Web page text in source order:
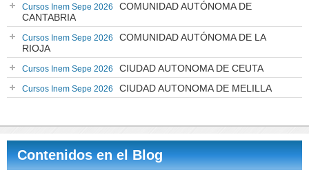
Cursos Inem Sepe 2026
COMUNIDAD AUTÓNOMA DE
CANTABRIA
Cursos Inem Sepe 2026
COMUNIDAD AUTÓNOMA DE LA
RIOJA
Cursos Inem Sepe 2026 CIUDAD AUTONOMA DE CEUTA
Cursos Inem Sepe 2026 CIUDAD AUTONOMA DE MELILLA
Contenidos en el Blog